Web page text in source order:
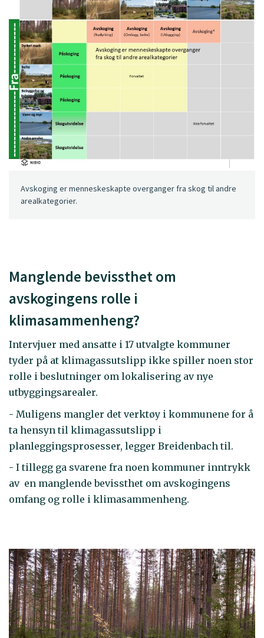
Avskoging er menneskeskapte overganger fra skog til andre
arealkategorier.
Manglende bevissthet om
avskogingens rolle i
klimasammenheng?
Intervjuer med ansatte i 17 utvalgte kommuner
tyder på at klimagassutslipp ikke spiller noen stor
rolle i beslutninger om lokalisering av nye
utbyggingsarealer.
- Muligens mangler det verktøy i kommunene for å
ta hensyn til klimagassutslipp i
planleggingsprosesser, legger Breidenbach til.
- I tillegg ga svarene fra noen kommuner inntrykk
av en manglende bevissthet om avskogingens
omfang og rolle i klimasammenheng.